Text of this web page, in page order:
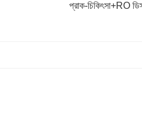
প্রাক-চিকিৎসা+RO